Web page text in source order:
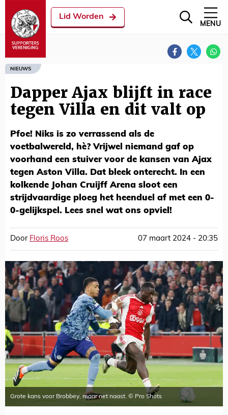
Lid Worden
MENU
NIEUWS
Dapper Ajax blijft in race
tegen Villa en dit valt op
Pfoe! Niks is zo verrassend als de
voetbalwereld, hè? Vrijwel niemand gaf op
voorhand een stuiver voor de kansen van Ajax
tegen Aston Villa. Dat bleek onterecht. In een
kolkende Johan Cruijff Arena sloot een
strijdvaardige ploeg het heenduel af met een 0-
0-gelijkspel. Lees snel wat ons opviel!
Door Floris Roos 07 maart 2024 - 20:35
Grote kans voor Brobbey, maar net naast. © Pro Shots